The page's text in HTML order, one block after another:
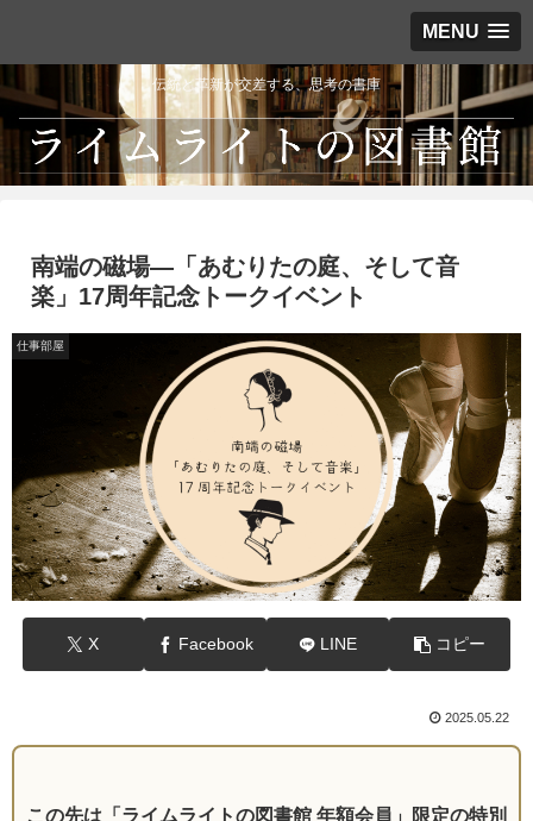
MENU
伝統と革新が交差する、思考の書庫
南端の磁場―「あむりたの庭、そして音
楽」17周年記念トークイベント
仕事部屋
X Facebook LINE コピー
2025.05.22